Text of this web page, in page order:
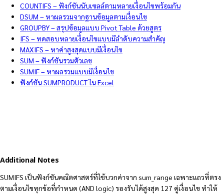
COUNTIFS – ฟังก์ชันนับเซลล์ตามหลายเงื่อนไขพร้อมกัน
DSUM – หาผลรวมจากฐานข้อมูลตามเงื่อนไข
GROUPBY – สรุปข้อมูลแบบ Pivot Table ด้วยสูตร
IFS – ทดสอบหลายเงื่อนไขแบบมีลำดับความสำคัญ
MAXIFS – หาค่าสูงสุดแบบมีเงื่อนไข
SUM – ฟังก์ชันรวมตัวเลข
SUMIF – หาผลรวมแบบมีเงื่อนไข
ฟังก์ชัน SUMPRODUCT ใน Excel
Additional Notes
SUMIFS เป็นฟังก์ชันคณิตศาสตร์ที่ใช้บวกค่าจาก sum_range เฉพาะแถวที่ตรง
ตามเงื่อนไขทุกข้อที่กำหนด (AND logic) รองรับได้สูงสุด 127 คู่เงื่อนไข ทำให้